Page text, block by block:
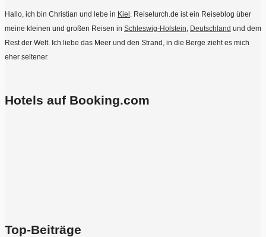
Hallo, ich bin Christian und lebe in Kiel . Reiselurch.de ist ein Reiseblog über
meine kleinen und großen Reisen in Schleswig-Holstein, Deutschland und dem
Rest der Welt. Ich liebe das Meer und den Strand, in die Berge zieht es mich
eher seltener.
Hotels auf Booking.com
Top-Beiträge